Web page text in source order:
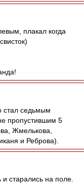
плакал когда
стал седьмым
пропустившим 5
Жмелькова,
и Реброва).
старались на поле.